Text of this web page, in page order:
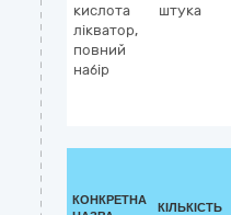
кислота
лікватор,
повний
набір
штука
КОНКРЕТНА
КІЛЬКІСТЬ